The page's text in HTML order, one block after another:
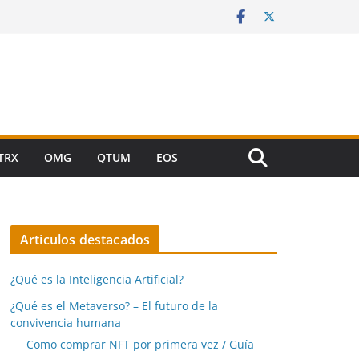
OMG QTUM EOS
Articulos destacados
¿Qué es la Inteligencia Artificial?
¿Qué es el Metaverso? – El futuro de la
convivencia humana
Como comprar NFT por primera vez / Guía